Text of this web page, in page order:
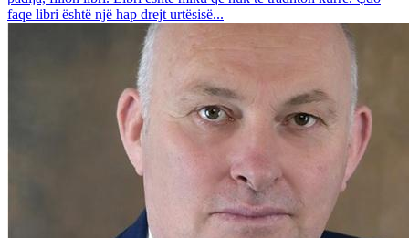
faqe libri është një hap drejt urtësisë...